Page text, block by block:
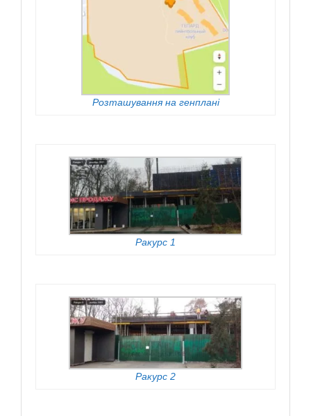
Розташування на генплані
Ракурс 1
Ракурс 2